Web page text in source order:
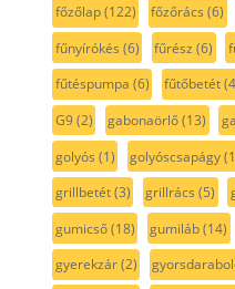
főzőlap(122) főzőrács (6)
fűnyírókés (6) fűrész (6)
fűtéspumpa (6) fűtőbetét
G9(2) gabonaörlő(13)
golyós (1) golyóscsapágy
grillbetét(3) grillrács (5)
gumicső(18) gumiláb(14)
gyerekzár(2)